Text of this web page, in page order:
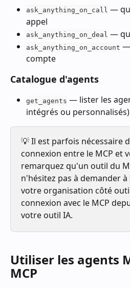
ask_anything_on_call —
appel
ask_anything_on_deal —
ask_anything_on_account —
compte
Catalogue d'agents
get_agents — lister les
intégrés ou personnalisés)
💡 Il est parfois nécessaire
connexion entre le MCP et
remarquez qu'un outil du
n'hésitez pas à demander
votre organisation côté
connexion avec le MCP
votre outil IA.
Utiliser les agents
MCP